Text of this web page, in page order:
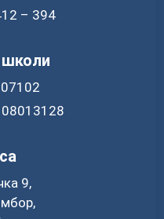
– 394
08013128
9,